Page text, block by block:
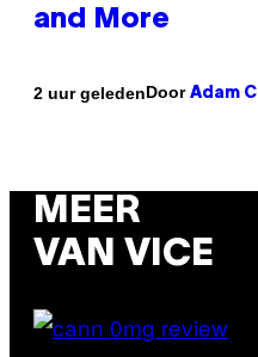
and More
2 uur geledenDoor Adam
MEER
VAN VICE